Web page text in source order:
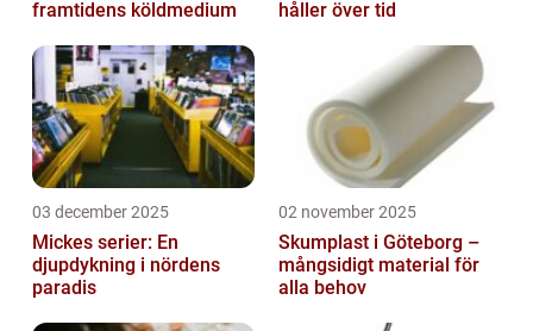
framtidens köldmedium
håller över tid
03 december 2025
Mickes serier: En
djupdykning i nördens
paradis
02 november 2025
Skumplast i Göteborg –
mångsidigt material för
alla behov